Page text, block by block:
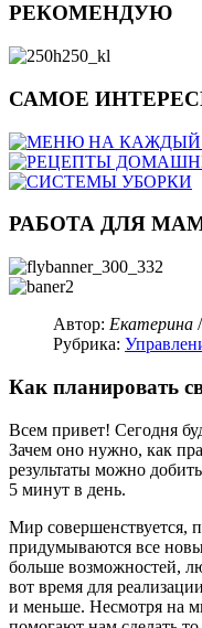
РЕКОМЕНДУЮ
САМОЕ
РАБОТА ДЛЯ
Автор: Екатерина
Рубрика:
Как планировать
Всем привет! Сегодня
Зачем оно нужно, как
результаты можно
5 минут в день.
Мир совершенствуется,
придумываются все
больше возможностей,
вот время для
и меньше. Несмотря на